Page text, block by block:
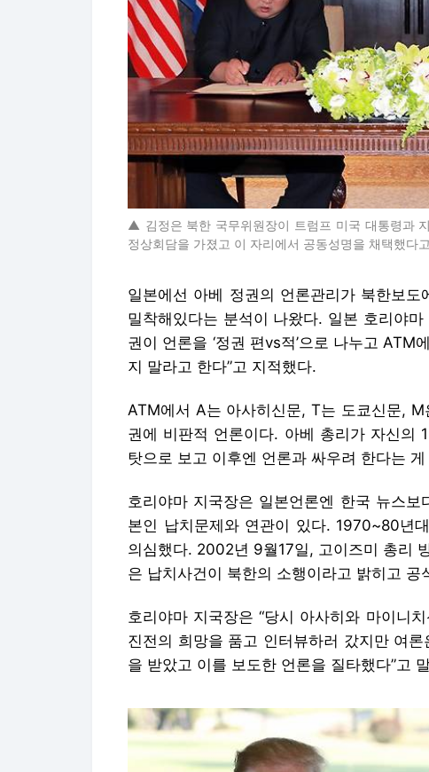
▲ 김정은 북한 국무위원장이 트럼프 미국 대통령과
정상회담을 가졌고 이 자리에서 공동성명을 채택했
일본에선 아베 정권의 언론관리가 북한보
밀착해있다는 분석이 나왔다. 일본 호리야마
권이 언론을 ‘정권 편vs적’으로 나누고
지 말라고 한다”고 지적했다.
ATM에서 A는 아사히신문, T는 도쿄신문,
권에 비판적 언론이다. 아베 총리가 자신의
탓으로 보고 이후엔 언론과 싸우려 한다는
호리야마 지국장은 일본언론엔 한국 뉴스
본인 납치문제와 연관이 있다. 1970~80년
의심했다. 2002년 9월17일, 고이즈미 총리
은 납치사건이 북한의 소행이라고 밝히고 공
호리야마 지국장은 “당시 아사히와 마이니
진전의 희망을 품고 인터뷰하러 갔지만 여
을 받았고 이를 보도한 언론을 질타했다”고